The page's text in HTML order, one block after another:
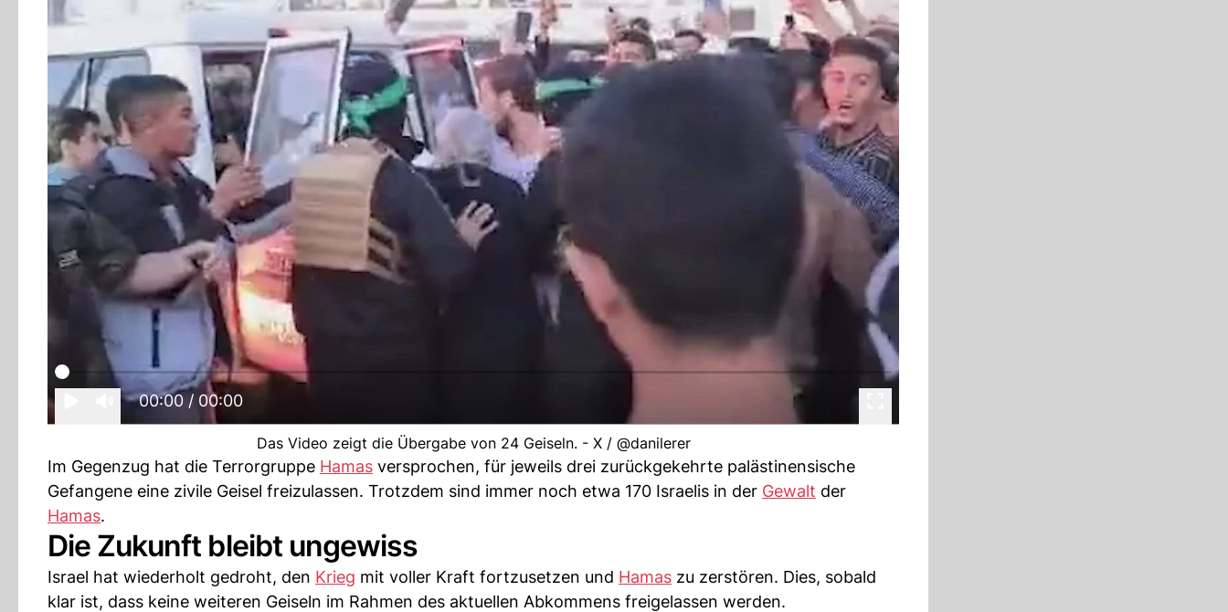
00:00 / 00:00
Das Video zeigt die Übergabe von 24 Geiseln. - X / @danilerer
Im Gegenzug hat die Terrorgruppe Hamas versprochen, für jeweils drei zurückgekehrte palästinensische
Gefangene eine zivile Geisel freizulassen. Trotzdem sind immer noch etwa 170 Israelis in der Gewalt der
Hamas.
Die Zukunft bleibt ungewiss
Israel hat wiederholt gedroht, den Krieg mit voller Kraft fortzusetzen und Hamas zu zerstören. Dies, sobald
klar ist, dass keine weiteren Geiseln im Rahmen des aktuellen Abkommens freigelassen werden.